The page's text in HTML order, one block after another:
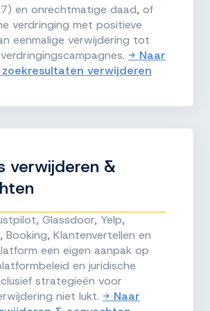
en onrechtmatige daad, of
verdringing met positieve
eenmalige verwijdering tot
→ Naar
verwijderen
verwijderen &
Glassdoor, Yelp,
Booking, Klantenvertellen en
een eigen aanpak op
en juridische
strategieën voor
niet lukt. → Naar